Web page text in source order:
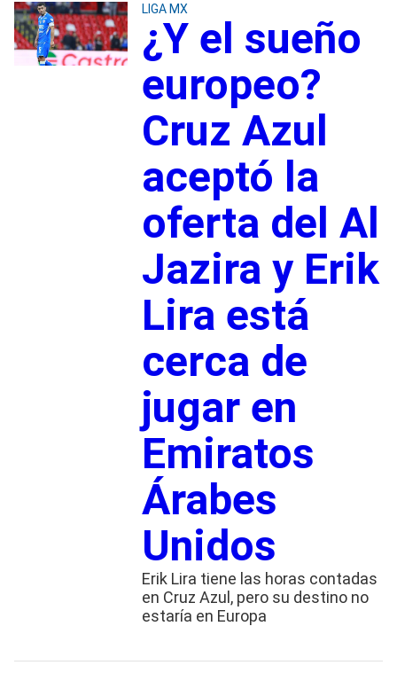
LIGA MX
¿Y el sueño
europeo?
Cruz Azul
aceptó la
oferta del Al
Jazira y Erik
Lira está
cerca de
jugar en
Emiratos
Árabes
Unidos
Erik Lira tiene las horas contadas
en Cruz Azul, pero su destino no
estaría en Europa